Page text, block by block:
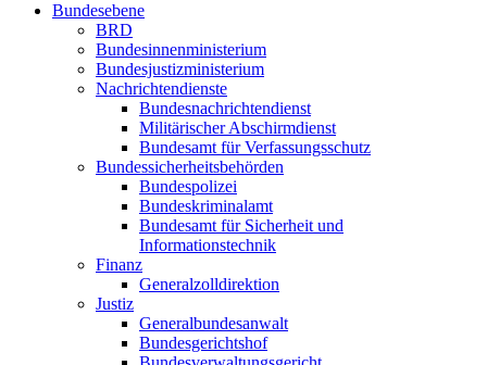
Bundesebene
BRD
Bundesinnenministerium
Bundesjustizministerium
Nachrichtendienste
Bundesnachrichtendienst
Militärischer Abschirmdienst
Bundesamt für Verfassungsschutz
Bundessicherheitsbehörden
Bundespolizei
Bundeskriminalamt
Bundesamt für Sicherheit und
Informationstechnik
Finanz
Generalzolldirektion
Justiz
Generalbundesanwalt
Bundesgerichtshof